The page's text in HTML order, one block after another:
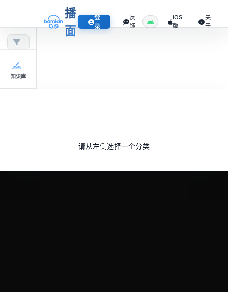
播
面
登
录
反
馈
iOS
版
关
于
知识库
请从左侧选择一个分类